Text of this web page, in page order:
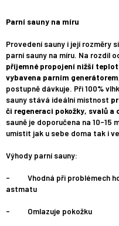
Parní sauny na míru
Provedení sauny i její rozměry
parní sauny na míru. Na rozdíl
příjemné propojení nižší
vybavena parním generátorem
postupně dávkuje. Při 100%
sauny stává ideální místnost
či regeneraci pokožky, svalů a
sauně je doporučena na 10-15
umístit jak u sebe doma tak i
Výhody parní sauny:
- Vhodná při problémech
astmatu
- Omlazuje pokožku